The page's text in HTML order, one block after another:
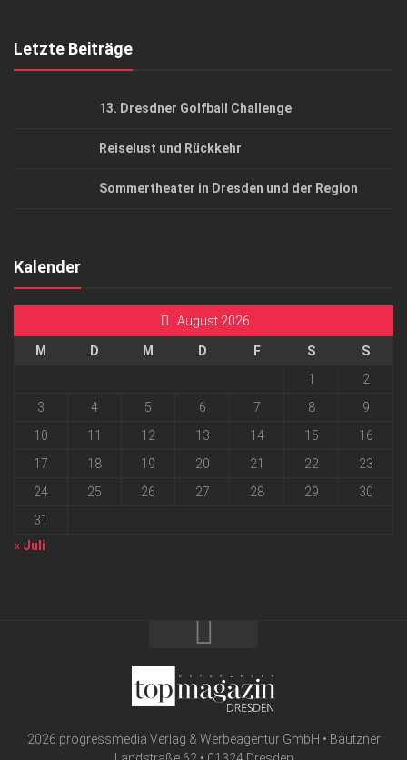
Letzte Beiträge
13. Dresdner Golfball Challenge
Reiselust und Rückkehr
Sommertheater in Dresden und der Region
Kalender
August 2026
M D M D F S
S
1
2
3
4 5 6 7 8
9
10
11 12 13 14 15
16
17
18 19 20 21 22
23
24
25 26 27 28 29
30
31
« Juli
2026 progressmedia Verlag & Werbeagentur GmbH • Bautzner